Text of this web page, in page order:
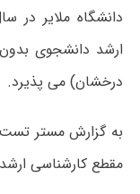
ارشد دانشجوی
درخشان) می پذیرد.
به گزارش مستر
مقطع کارشناسی ارشد برای